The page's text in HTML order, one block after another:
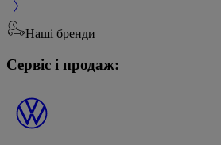
Наші бренди
Сервіс і продаж: